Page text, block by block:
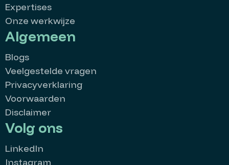
Goedenavond 👋
Expertises
Onze werkwijze
Algemeen
Blogs
Veelgestelde vragen
Privacyverklaring
Voorwaarden
Disclaimer
Volg ons
LinkedIn
Instagram